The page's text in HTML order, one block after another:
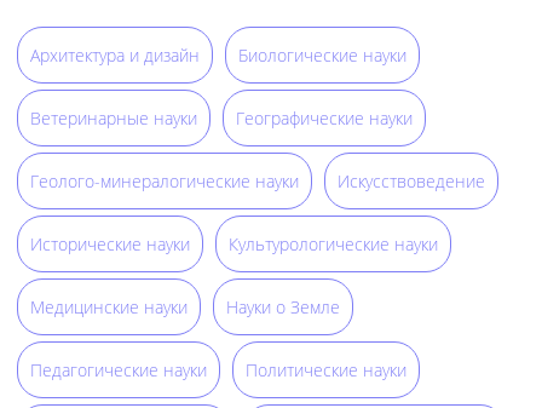
Архитектура и дизайн Биологические науки
Ветеринарные науки Географические науки
Геолого-минералогические науки Искусствоведение
Исторические науки Культурологические науки
Медицинские науки Науки о Земле
Педагогические науки Политические науки